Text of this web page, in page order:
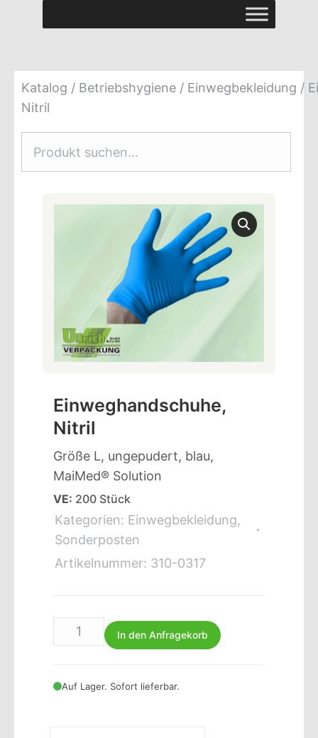
Katalog / Betriebshygiene / Einwegbekleidung /
Nitril
Einweghandschuhe,
Nitril
Größe L, ungepudert, blau,
MaiMed® Solution
VE: 200 Stück
Kategorien: Einwegbekleidung,
Sonderposten
Artikelnummer: 310-0317
In den Anfragekorb
Auf Lager. Sofort lieferbar.